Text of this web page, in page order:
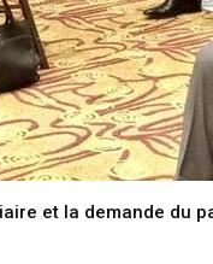
et la demande du